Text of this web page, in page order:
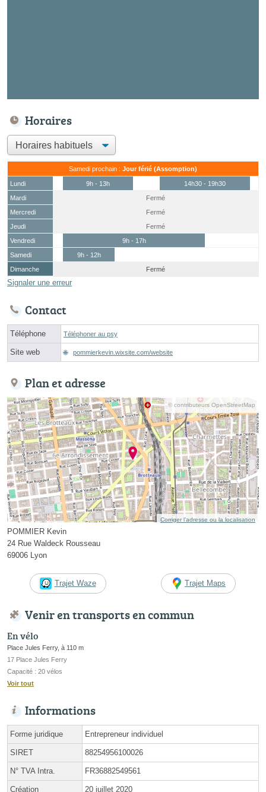
Horaires
Samedi prochain : Jour férié (Assomption)
Lundi 9h - 13h
14h30 - 19h30
Mardi
Fermé
Mercredi
Fermé
Jeudi
Fermé
Vendredi
9h - 17h
Samedi
9h - 12h
Dimanche
Fermé
Signaler une erreur
Contact
Téléphone Téléphoner au psy
Site web pommierkevin.wixsite.com/website
Plan et adresse
© contributeurs OpenStreetMap
Corriger l’adresse ou la localisation
POMMIER Kevin
24 Rue Waldeck Rousseau
69006 Lyon
Trajet Waze Trajet Maps
Venir en transports en commun
En vélo
Place Jules Ferry, à 110 m
17 Place Jules Ferry
Capacité : 20 vélos
Voir tout
Informations
Forme juridique Entrepreneur individuel
SIRET 88254956100026
N° TVA Intra. FR36882549561
Création 20 juillet 2020